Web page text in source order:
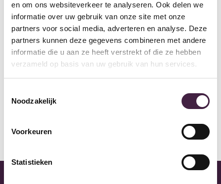
en om ons websiteverkeer te analyseren. Ook delen we
informatie over uw gebruik van onze site met onze
partners voor social media, adverteren en analyse. Deze
partners kunnen deze gegevens combineren met andere
informatie die u aan ze heeft verstrekt of die ze hebben
verzameld op basis van uw gebruik van hun services.
Noodzakelijk
Voorkeuren
Statistieken
Warmteweerst
and
0,042 m2K/W
Waterbestendi
g
Ja
Afmeting